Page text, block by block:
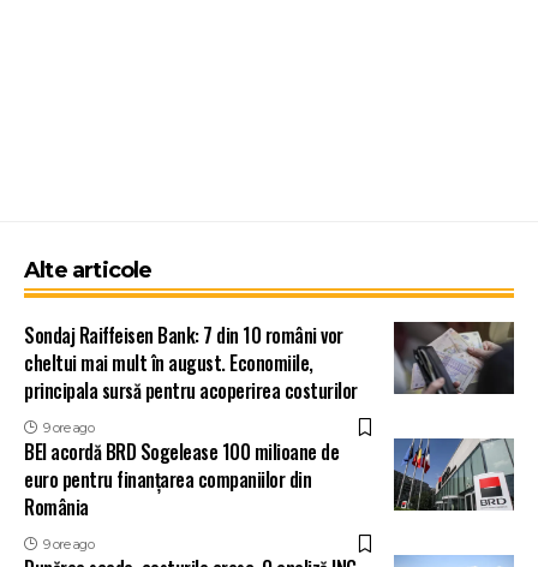
Alte articole
Sondaj Raiffeisen Bank: 7 din 10 români vor
cheltui mai mult în august. Economiile,
principala sursă pentru acoperirea costurilor
9 ore ago
BEI acordă BRD Sogelease 100 milioane de
euro pentru finanțarea companiilor din
România
9 ore ago